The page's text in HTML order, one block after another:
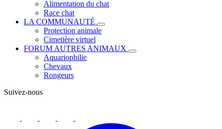
Alimentation du chat
Race chat
LA COMMUNAUTÉ
Protection animale
Cimetière virtuel
FORUM AUTRES ANIMAUX
Aquariophilie
Chevaux
Rongeurs
Suivez-nous